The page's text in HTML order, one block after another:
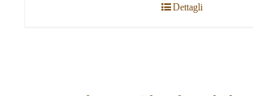
Dettagli